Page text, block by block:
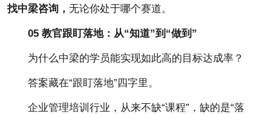
找中梁咨询， 无论你处于哪个赛道。
05 教官跟盯落地：从“知道”到“做到”
为什么中梁的学员能实现如此高的目标达成率？
答案藏在“跟盯落地”四字里。
企业管理培训行业，从来不缺“课程”，缺的是“落